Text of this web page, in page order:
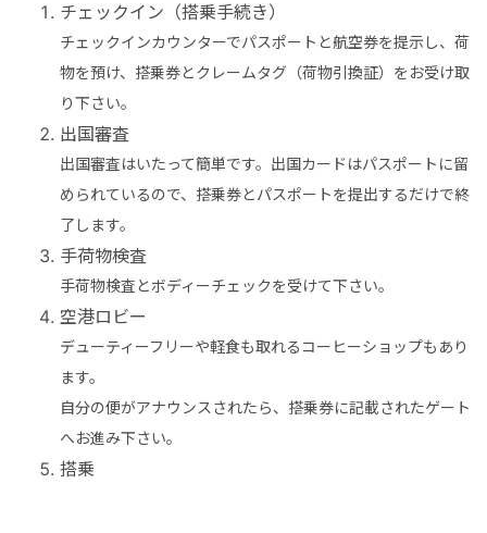
チェックイン（搭乗手続き）
チェックインカウンターでパスポートと航空券を提示し、荷
物を預け、搭乗券とクレームタグ（荷物引換証）をお受け取
り下さい。
出国審査
出国審査はいたって簡単です。出国カードはパスポートに留
められているので、搭乗券とパスポートを提出するだけで終
了します。
手荷物検査
手荷物検査とボディーチェックを受けて下さい。
空港ロビー
デューティーフリーや軽食も取れるコーヒーショップもあり
ます。
自分の便がアナウンスされたら、搭乗券に記載されたゲート
へお進み下さい。
搭乗